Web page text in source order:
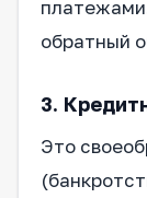
обратный
3.
Это